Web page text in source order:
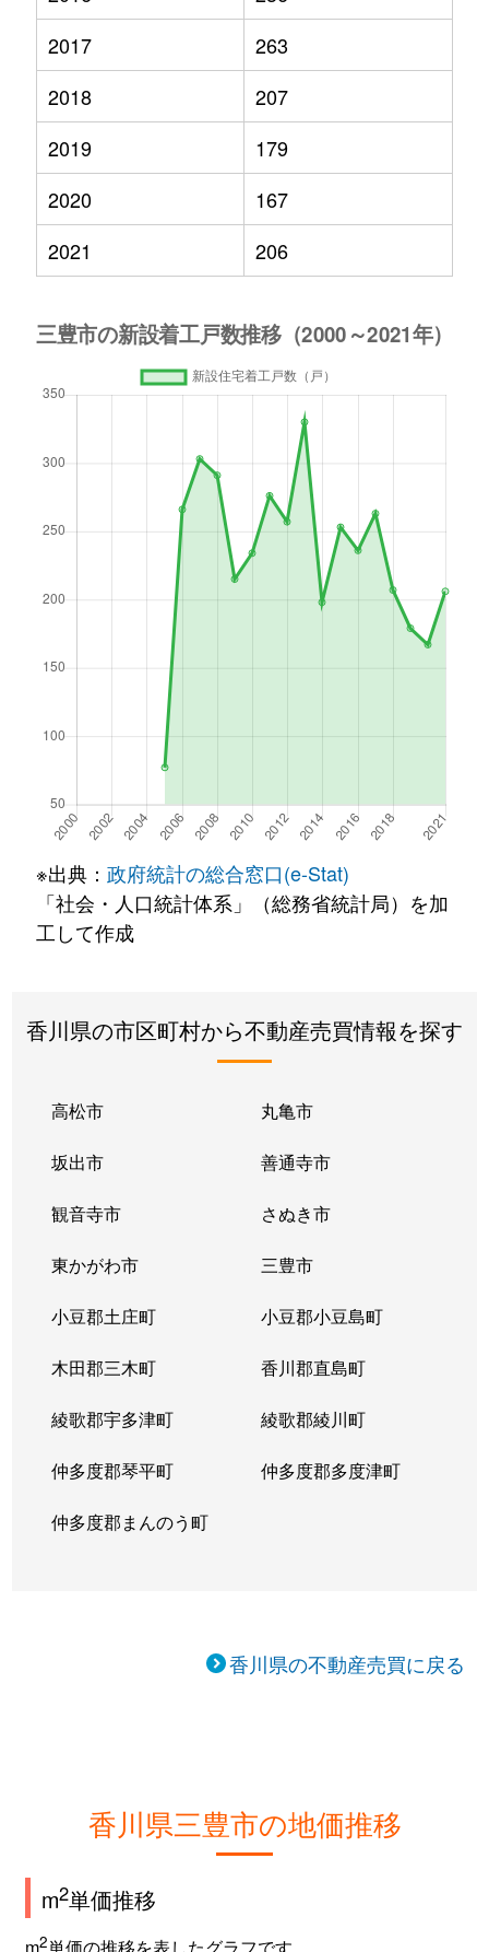
2017
263
2018
207
2019
179
2020
167
2021
206
※出典： 政府統計の総合窓口(e-Stat)
「社会・人口統計体系」（総務省統計局）を加
工して作成
香川県の市区町村から不動産売買情報を探す
高松市 丸亀市
坂出市 善通寺市
観音寺市 さぬき市
東かがわ市 三豊市
小豆郡土庄町 小豆郡小豆島町
木田郡三木町 香川郡直島町
綾歌郡宇多津町 綾歌郡綾川町
仲多度郡琴平町 仲多度郡多度津町
仲多度郡まんのう町
香川県の不動産売買に戻る
香川県三豊市の地価推移
m2単価推移
m2単価の推移を表したグラフです。